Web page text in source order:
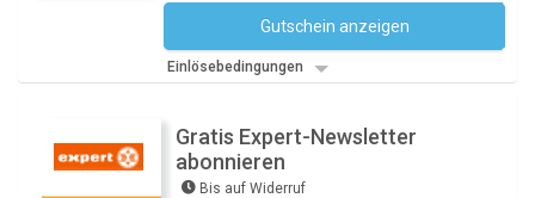
Gutschein anzeigen
Einlösebedingungen
Gratis Expert-Newsletter
abonnieren
Bis auf Widerruf